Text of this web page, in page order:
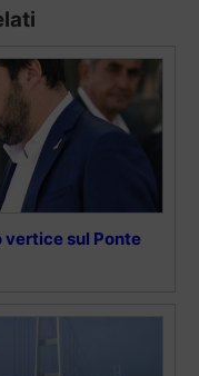
vertice sul Ponte